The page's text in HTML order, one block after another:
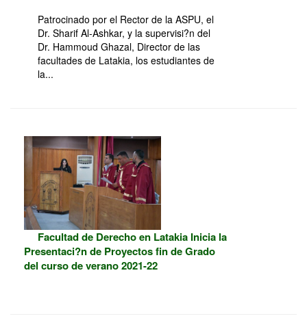
Patrocinado por el Rector de la ASPU, el
Dr. Sharif Al-Ashkar, y la supervisi?n del
Dr. Hammoud Ghazal, Director de las
facultades de Latakia, los estudiantes de
la...
Facultad de Derecho en Latakia Inicia la
Presentaci?n de Proyectos fin de Grado
del curso de verano 2021-22